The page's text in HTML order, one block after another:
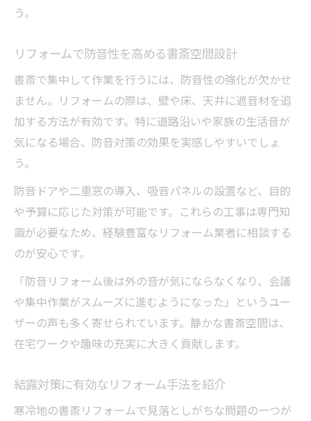
う。
リフォームで防音性を高める書斎空間設計
書斎で集中して作業を行うには、防音性の強化が欠かせ
ません。リフォームの際は、壁や床、天井に遮音材を追
加する方法が有効です。特に道路沿いや家族の生活音が
気になる場合、防音対策の効果を実感しやすいでしょ
う。
防音ドアや二重窓の導入、吸音パネルの設置など、目的
や予算に応じた対策が可能です。これらの工事は専門知
識が必要なため、経験豊富なリフォーム業者に相談する
のが安心です。
「防音リフォーム後は外の音が気にならなくなり、会議
や集中作業がスムーズに進むようになった」というユー
ザーの声も多く寄せられています。静かな書斎空間は、
在宅ワークや趣味の充実に大きく貢献します。
結露対策に有効なリフォーム手法を紹介
寒冷地の書斎リフォームで見落としがちな問題の一つが